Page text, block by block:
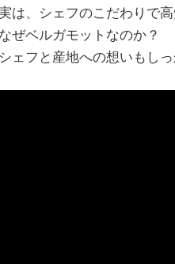
は、シェフのこだわりで
なぜベルガモットなのか？
シェフと産地への想いもし